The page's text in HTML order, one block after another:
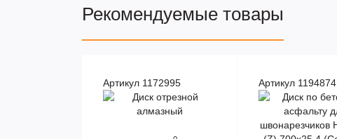
Рекомендуемые товары
Артикул 1172995 Артикул 1194874